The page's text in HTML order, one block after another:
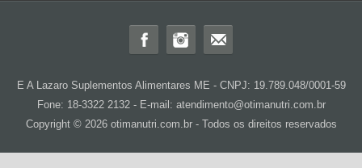
E A Lazaro Suplementos Alimentares ME - CNPJ: 19.789.048/0001-59
Fone: 18-3322 2132 - E-mail: atendimento@otimanutri.com.br
Copyright © 2026 otimanutri.com.br - Todos os direitos reservados